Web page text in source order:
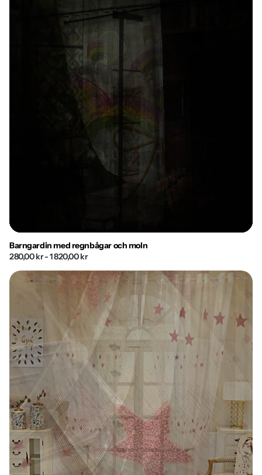
Barngardin med regnbågar och moln
280,00 kr- 1 820,00 kr